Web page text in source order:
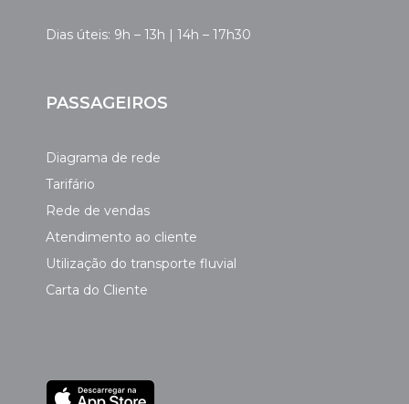
Dias úteis: 9h – 13h | 14h – 17h30
PASSAGEIROS
Diagrama de rede
Tarifário
Rede de vendas
Atendimento ao cliente
Utilização do transporte fluvial
Carta do Cliente